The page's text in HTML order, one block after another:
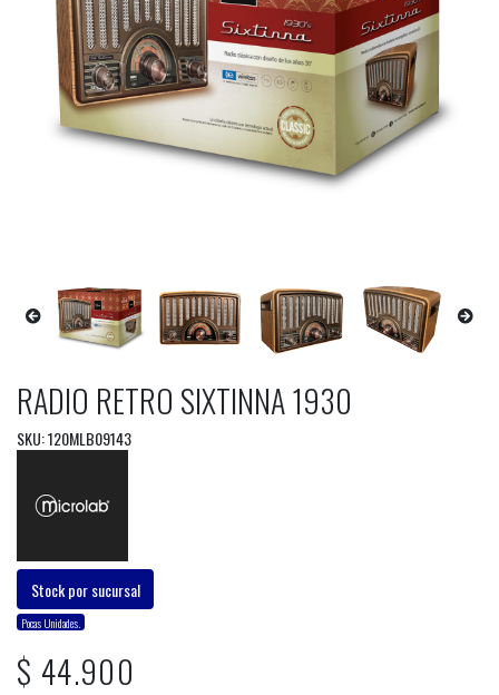
RADIO RETRO SIXTINNA 1930
SKU: 120MLB09143
Stock por sucursal
Pocas Unidades.
$ 44.900